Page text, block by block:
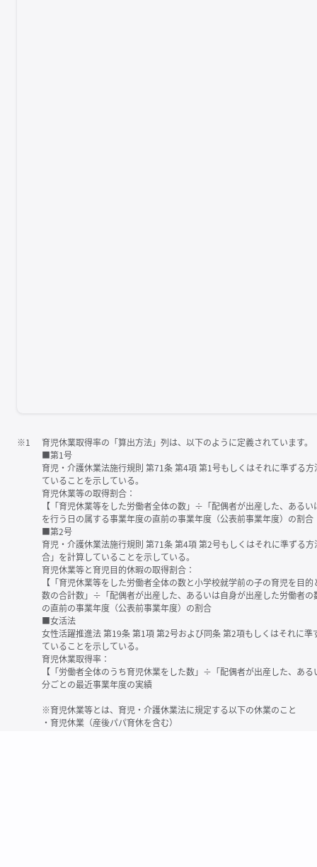
※1
育児休業取得率の「算出方法」列は、以下のように定義されています。
■第1号
育児・介護休業法施行規則 第71条 第4項 第1号もしくはそれに準ずる
ていることを示している。
育児休業等の取得割合：
【「育児休業等をした労働者全体の数」÷「配偶者が出産した、ある
を行う日の属する事業年度の直前の事業年度（公表前事業年度）の割合
■第2号
育児・介護休業法施行規則 第71条 第4項 第2号もしくはそれに準ずる
合」を計算していることを示している。
育児休業等と育児目的休暇の取得割合：
【「育児休業等をした労働者全体の数と小学校就学前の子の育児を目
数の合計数」÷「配偶者が出産した、あるいは自身が出産した労働者
の直前の事業年度（公表前事業年度）の割合
■女活法
女性活躍推進法 第19条 第1項 第2号および同条 第2項もしくはそれに
ていることを示している。
育児休業取得率：
【「労働者全体のうち育児休業をした数」÷「配偶者が出産した、あ
分ごとの最近事業年度の実績
※育児休業等とは、育児・介護休業法に規定する以下の休業のこと
・育児休業（産後パパ育休を含む）